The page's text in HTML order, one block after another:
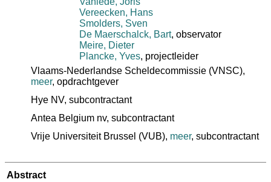
Vereecken, Hans
Smolders, Sven
De Maerschalck, Bart, observator
Meire, Dieter
Plancke, Yves, projectleider
Vlaams-Nederlandse Scheldecommissie (VNSC),
meer, opdrachtgever
Hye NV, subcontractant
Antea Belgium nv, subcontractant
Vrije Universiteit Brussel (VUB), meer, subcontractant
Abstract